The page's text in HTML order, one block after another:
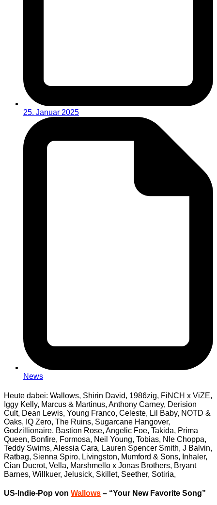
25. Januar 2025
News
Heute dabei: Wallows, Shirin David, 1986zig, FiNCH x ViZE,
Iggy Kelly, Marcus & Martinus, Anthony Carney, Derision
Cult, Dean Lewis, Young Franco, Celeste, Lil Baby, NOTD &
Oaks, IQ Zero, The Ruins, Sugarcane Hangover,
Godzillionaire, Bastion Rose, Angelic Foe, Takida, Prima
Queen, Bonfire, Formosa, Neil Young, Tobias, Nle Choppa,
Teddy Swims, Alessia Cara, Lauren Spencer Smith, J Balvin,
Ratbag, Sienna Spiro, Livingston, Mumford & Sons, Inhaler,
Cian Ducrot, Vella, Marshmello x Jonas Brothers, Bryant
Barnes, Willkuer, Jelusick, Skillet, Seether, Sotiria,
US-Indie-Pop von Wallows – “Your New Favorite Song”